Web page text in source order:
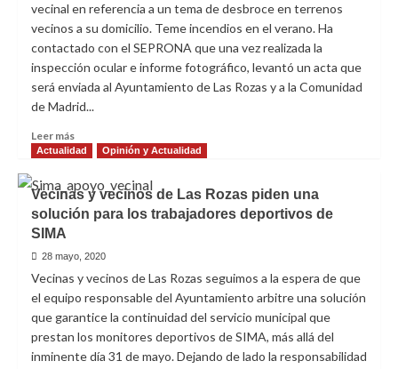
Que
Queremos
apoyamos
al
movimiento
vecinal en referencia a un tema de desbroce en terrenos
vecinos a su domicilio. Teme incendios en el verano. Ha
contactado con el SEPRONA que una vez realizada la
inspección ocular e informe fotográfico, levantó un acta que
será enviada al Ayuntamiento de Las Rozas y a la Comunidad
de Madrid...
Leer más
más
Verano
y
riesgos
incendios
Las
Rozas
Actualidad Opinión y Actualidad
Vecinas y vecinos de Las Rozas piden una
solución para los trabajadores deportivos de
SIMA
28 mayo, 2020
Vecinas y vecinos de Las Rozas seguimos a la espera de que
el equipo responsable del Ayuntamiento arbitre una solución
que garantice la continuidad del servicio municipal que
prestan los monitores deportivos de SIMA, más allá del
inminente día 31 de mayo. Dejando de lado la responsabilidad